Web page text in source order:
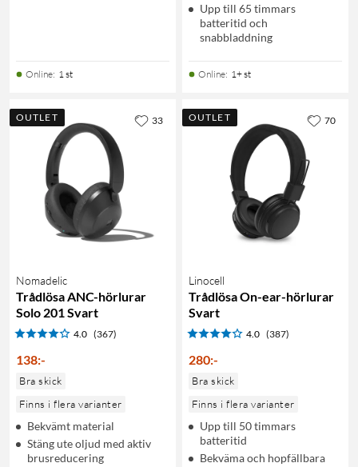
Online: 1 st
Upp till 65 timmars
batteritid och
snabbladdning
Online: 1+ st
OUTLET
Nomadelic
Trådlösa ANC-hörlurar
Solo 201 Svart
4.0 (367)
138:-
Bra skick
Finns i flera varianter
Bekvämt material
Stäng ute oljud med aktiv
brusreducering
33 OUTLET
Linocell
Trådlösa On-ear-hörlurar
Svart
4.0 (387)
280:-
Bra skick
Finns i flera varianter
Upp till 50 timmars
batteritid
Bekväma och hopfällbara
70